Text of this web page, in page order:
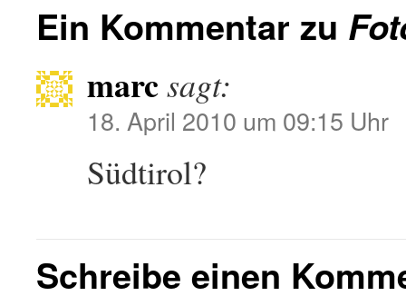
Ein Kommentar zu
marcsagt:
18. April 2010 um 09:15 Uhr
Südtirol?
Schreibe einen